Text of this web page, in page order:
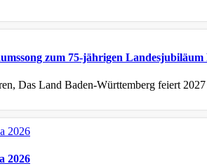
zum 75-jährigen
Das Land Baden-Württemberg feiert
2026